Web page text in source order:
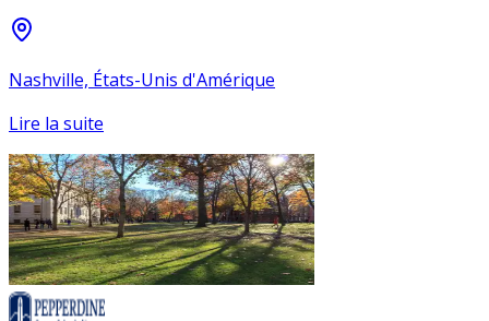
Nashville, États-Unis d'Amérique
Lire la suite